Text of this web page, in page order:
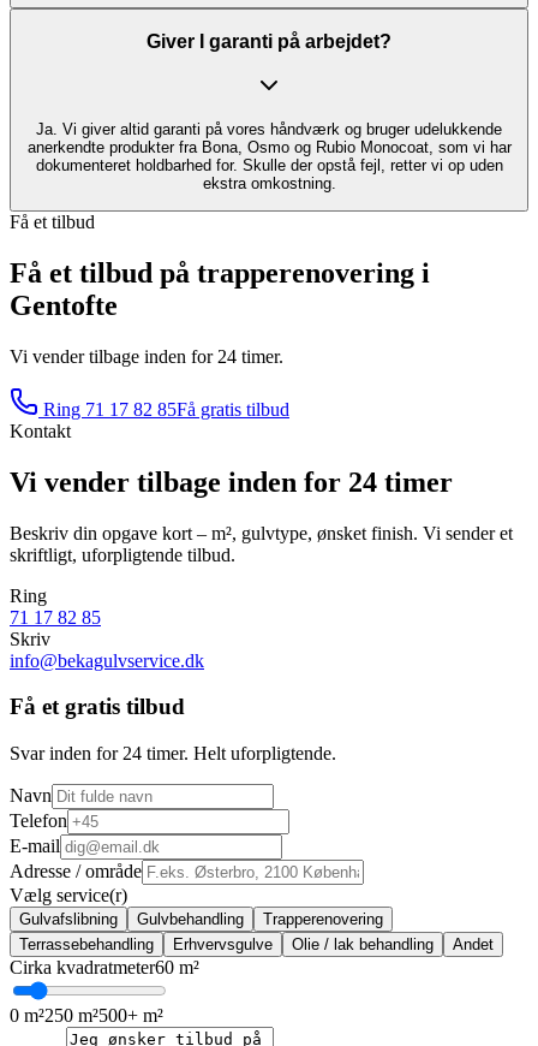
Giver I garanti på arbejdet?
Ja. Vi giver altid garanti på vores håndværk og bruger udelukkende
anerkendte produkter fra Bona, Osmo og Rubio Monocoat, som vi har
dokumenteret holdbarhed for. Skulle der opstå fejl, retter vi op uden
ekstra omkostning.
Få et tilbud
Få et tilbud på trapperenovering i
Gentofte
Vi vender tilbage inden for 24 timer.
Ring 71 17 82 85Få gratis tilbud
Kontakt
Vi vender tilbage inden for 24 timer
Beskriv din opgave kort – m², gulvtype, ønsket finish. Vi sender et
skriftligt, uforpligtende tilbud.
Ring
71 17 82 85
Skriv
info@bekagulvservice.dk
Få et gratis tilbud
Svar inden for 24 timer. Helt uforpligtende.
Navn
Telefon
E‑mail
Adresse / område
Vælg service(r)
Gulvafslibning Gulvbehandling
Trapperenovering
Terrassebehandling
Erhvervsgulve Olie / lak behandling Andet
Cirka kvadratmeter60 m²
0 m²250 m²500+ m²